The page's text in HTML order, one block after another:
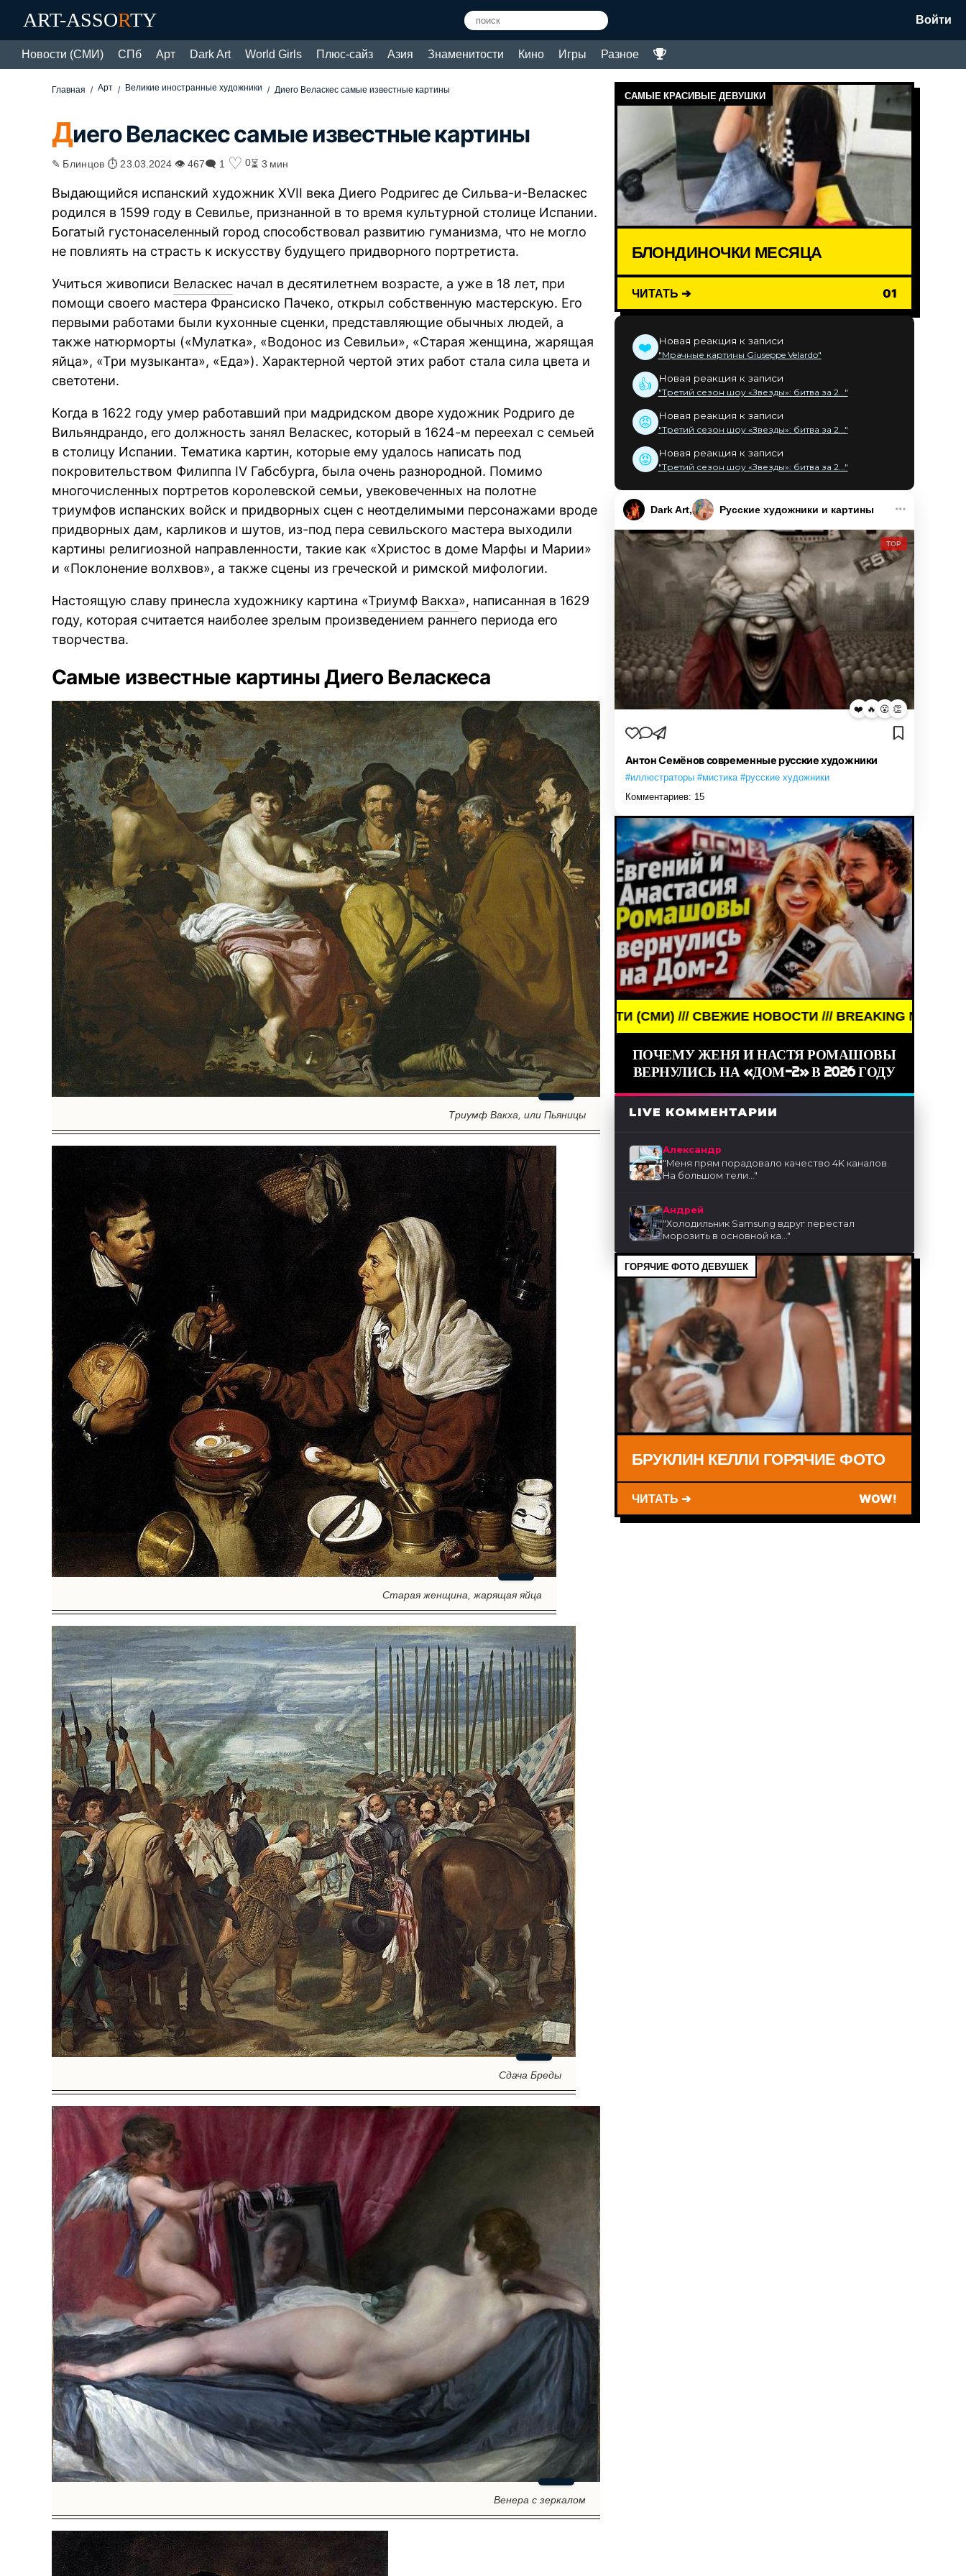
ART-ASSORTY Войти
Новости (СМИ) СПб Арт Dark Art World Girls Плюс-сайз Азия Знаменитости Кино Игры Разное
Главная Арт Великие иностранные художники Диего Веласкес самые известные картины
Диего Веласкес самые известные картины
✎ Блинцов ⏱ 23.03.2024 👁 467🗨 1 ♡ 0⏳ 3 мин
Выдающийся испанский художник XVII века Диего Родригес де Сильва-и-Веласкес
родился в 1599 году в Севилье, признанной в то время культурной столице Испании.
Богатый густонаселенный город способствовал развитию гуманизма, что не могло
не повлиять на страсть к искусству будущего придворного портретиста.
Учиться живописи Веласкес начал в десятилетнем возрасте, а уже в 18 лет, при
помощи своего мастера Франсиско Пачеко, открыл собственную мастерскую. Его
первыми работами были кухонные сценки, представляющие обычных людей, а
также натюрморты («Мулатка», «Водонос из Севильи», «Старая женщина, жарящая
яйца», «Три музыканта», «Еда»). Характерной чертой этих работ стала сила цвета и
светотени.
Когда в 1622 году умер работавший при мадридском дворе художник Родриго де
Вильяндрандо, его должность занял Веласкес, который в 1624-м переехал с семьей
в столицу Испании. Тематика картин, которые ему удалось написать под
покровительством Филиппа IV Габсбурга, была очень разнородной. Помимо
многочисленных портретов королевской семьи, увековеченных на полотне
триумфов испанских войск и придворных сцен с неотделимыми персонажами вроде
придворных дам, карликов и шутов, из-под пера севильского мастера выходили
картины религиозной направленности, такие как «Христос в доме Марфы и Марии»
и «Поклонение волхвов», а также сцены из греческой и римской мифологии.
Настоящую славу принесла художнику картина «Триумф Вакха», написанная в 1629
году, которая считается наиболее зрелым произведением раннего периода его
творчества.
Самые известные картины Диего Веласкеса
Триумф Вакха, или Пьяницы
Старая женщина, жарящая яйца
Сдача Бреды
Венера с зеркалом
САМЫЕ КРАСИВЫЕ ДЕВУШКИ
БЛОНДИНОЧКИ МЕСЯЦА
ЧИТАТЬ ➔ 01
❤️ Новая реакция к записи
"Мрачные картины Giuseppe Velardo"
👍 Новая реакция к записи
"Третий сезон шоу «Звезды»: битва за 2..."
😡 Новая реакция к записи
"Третий сезон шоу «Звезды»: битва за 2..."
😡 Новая реакция к записи
"Третий сезон шоу «Звезды»: битва за 2..."
Dark Art Русские художники и картины
TOP
❤️ 🔥 😮 👏
Антон Семёнов современные русские художники
#иллюстраторы #мистика #русские художники
Комментариев: 15
BREAKING NEWS /// НОВОСТИ (СМИ) /// СВЕЖИЕ НОВОСТИ /// BREAKING NEWS /// НОВОСТИ (СМИ) ///
ПОЧЕМУ ЖЕНЯ И НАСТЯ РОМАШОВЫ
ВЕРНУЛИСЬ НА «ДОМ-2» В 2026 ГОДУ
LIVE КОММЕНТАРИИ
Александр
"Меня прям порадовало качество 4K каналов.
На большом тели..."
Андрей
"Холодильник Samsung вдруг перестал
морозить в основной ка..."
ГОРЯЧИЕ ФОТО ДЕВУШЕК
БРУКЛИН КЕЛЛИ ГОРЯЧИЕ ФОТО
ЧИТАТЬ ➔ WOW!